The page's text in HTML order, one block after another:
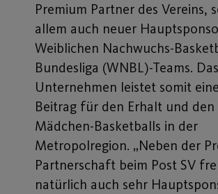
Premium Partner des Vereins,
allem auch neuer
Weiblichen Nachwuchs-
Bundesliga (WNBL)-Teams. Das
Unternehmen leistet somit
Beitrag für den Erhalt und den
Mädchen-Basketballs in der
Metropolregion. „Neben der
Partnerschaft beim Post SV
natürlich auch sehr